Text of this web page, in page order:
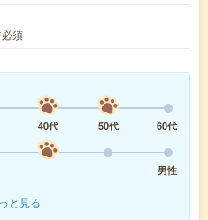
須
40代 50代
60代
男性
と見る